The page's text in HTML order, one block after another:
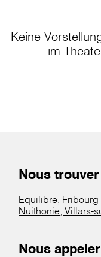
Keine
im
Nous trouver
Equilibre, Fribourg
Nuithonie, Villars-
Nous appeler